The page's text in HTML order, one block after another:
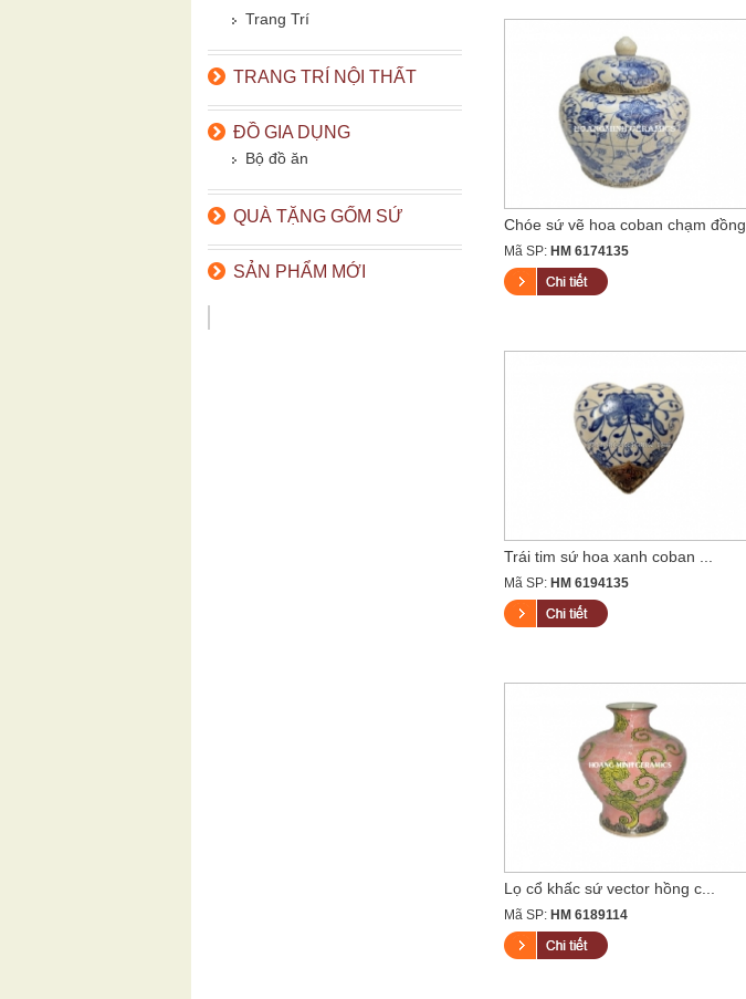
Trang Trí
TRANG TRÍ NỘI THẤT
ĐỒ GIA DỤNG
Bộ đồ ăn
QUÀ TẶNG GỐM SỨ
SẢN PHẨM MỚI
Chóe sứ vẽ hoa coban chạm đồng
Mã SP: HM 6174135
Trái tim sứ hoa xanh coban ...
Mã SP: HM 6194135
Lọ cổ khấc sứ vector hồng c...
Mã SP: HM 6189114